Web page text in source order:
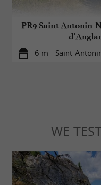
PR9 Saint-Antonin-
6 m - Saint-
WE